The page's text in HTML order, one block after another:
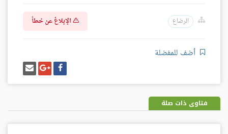
الرضاع الإبلاغ عن خطأ
أضف للمفضلة
شارك
على
فيسبوك
شارك
على
غوغل
بلس
إرسل
إيميل
فتاوى ذات صلة